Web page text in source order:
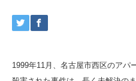
1999年11月、名古屋市西区のアパ